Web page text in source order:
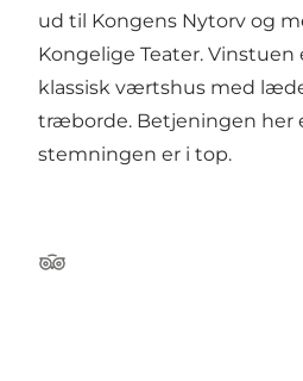
ud til Kongens Nytorv og
Kongelige Teater.
klassisk værtshus med
træborde. Betjeningen her
stemningen er i top.
Tripadvisor